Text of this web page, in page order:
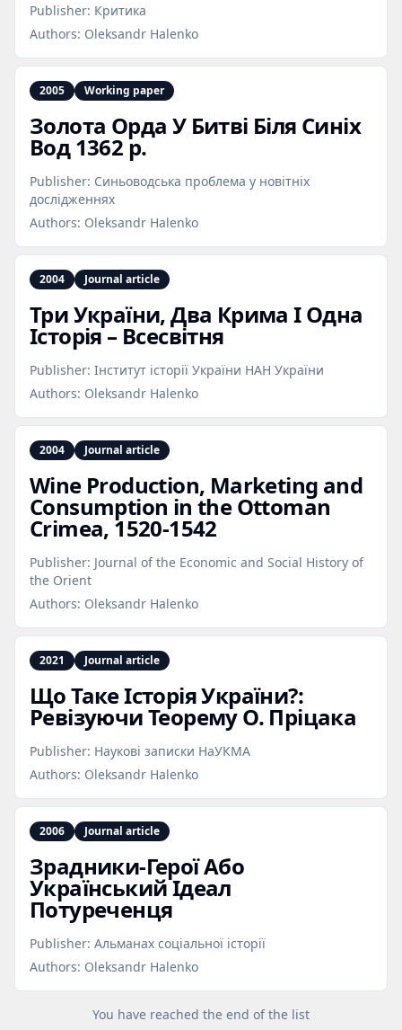
Publisher: Критика
Authors: Oleksandr Halenko
2005 Working paper
Золота Орда У Битві Біля Синіх
Вод 1362 р.
Publisher: Синьоводська проблема у новітніх
дослідженнях
Authors: Oleksandr Halenko
2004 Journal article
Три України, Два Крима І Одна
Історія – Всесвітня
Publisher: Інститут історії України НАН України
Authors: Oleksandr Halenko
2004 Journal article
Wine Production, Marketing and
Consumption in the Ottoman
Crimea, 1520‑1542
Publisher: Journal of the Economic and Social History of
the Orient
Authors: Oleksandr Halenko
2021 Journal article
Що Таке Історія України?:
Ревізуючи Теорему О. Пріцака
Publisher: Наукові записки НаУКМА
Authors: Oleksandr Halenko
2006 Journal article
Зрадники‑Герої Або
Український Ідеал
Потуреченця
Publisher: Альманах соціальної історії
Authors: Oleksandr Halenko
You have reached the end of the list